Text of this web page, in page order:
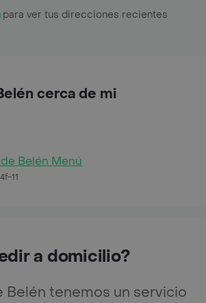
para ver tus direcciones recientes
cerca de mi
Belén Menú
11
a domicilio?
Belén tenemos un servicio